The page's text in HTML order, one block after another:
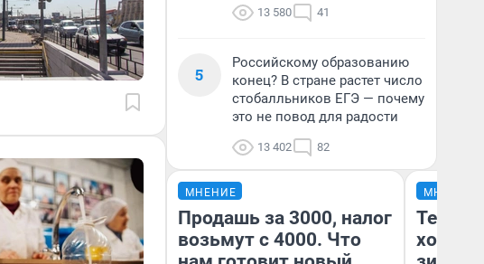
13 580 41
5
Российскому образованию
конец? В стране растет число
стобалльников ЕГЭ — почему
это не повод для радости
13 402 82
МНЕНИЕ
Продашь за 3000, налог
возьмут с 4000. Что
МНЕНИЕ
Тепло